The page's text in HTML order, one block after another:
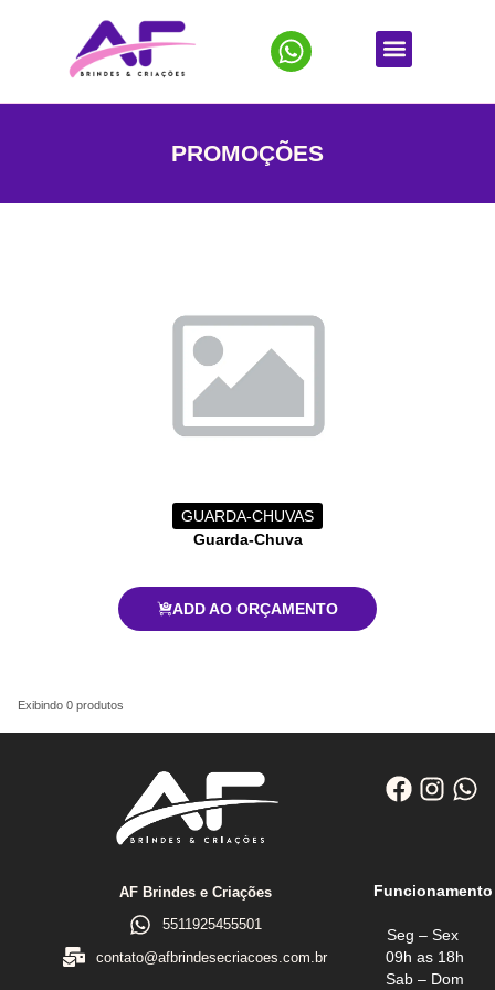
PROMOÇÕES
Exibindo 0 produtos
GUARDA-CHUVAS
Guarda-Chuva
ADD AO ORÇAMENTO
AF Brindes e Criações
5511925455501
contato@afbrindesecriacoes.com.br
Funcionamento
Seg – Sex
09h as 18h
Sab – Dom